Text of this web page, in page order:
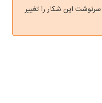
این شکار را تغییر